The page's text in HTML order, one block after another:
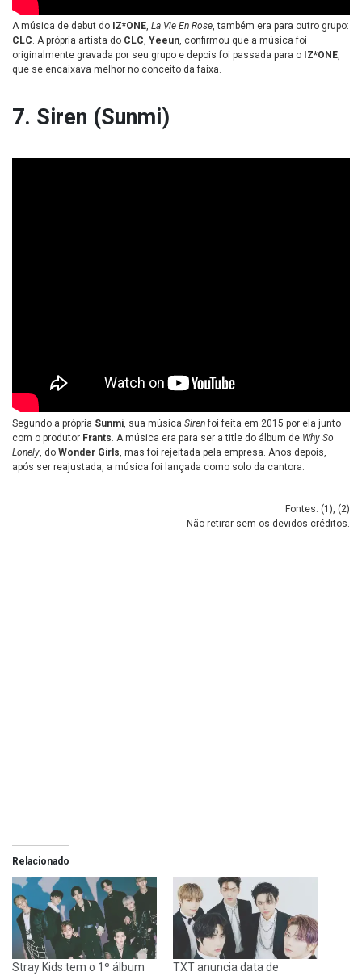
A música de debut do IZ*ONE, La Vie En Rose, também era para outro grupo:
CLC. A própria artista do CLC, Yeeun, confirmou que a música foi
originalmente gravada por seu grupo e depois foi passada para o IZ*ONE,
que se encaixava melhor no conceito da faixa.
7. Siren (Sunmi)
Segundo a própria Sunmi, sua música Sirenfoi feita em 2015 por ela junto
com o produtor Frants. A música era para ser a title do álbum de Why So
Lonely, do Wonder Girls, mas foi rejeitada pela empresa. Anos depois,
após ser reajustada, a música foi lançada como solo da cantora.
Fontes: (1 ), (2)
Não retirar sem os devidos créditos.
Relacionado
Stray Kids tem o 1º álbum
TXT anuncia data de